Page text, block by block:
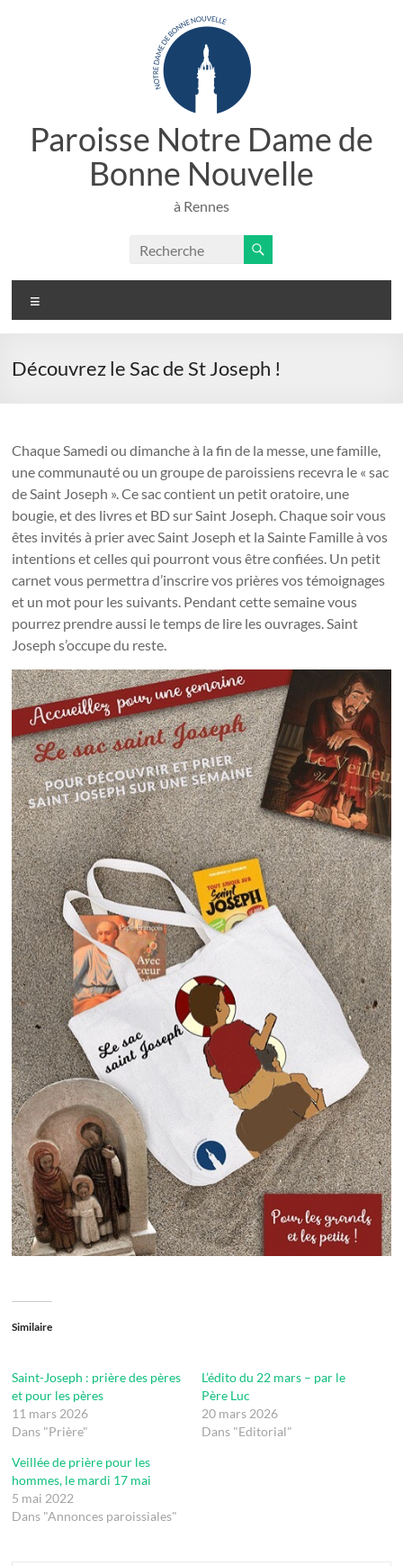
Paroisse Notre Dame de
Bonne Nouvelle
à Rennes
Découvrez le Sac de St Joseph !
Chaque Samedi ou dimanche à la fin de la messe, une famille,
une communauté ou un groupe de paroissiens recevra le « sac
de Saint Joseph ». Ce sac contient un petit oratoire, une
bougie, et des livres et BD sur Saint Joseph. Chaque soir vous
êtes invités à prier avec Saint Joseph et la Sainte Famille à vos
intentions et celles qui pourront vous être confiées. Un petit
carnet vous permettra d’inscrire vos prières vos témoignages
et un mot pour les suivants. Pendant cette semaine vous
pourrez prendre aussi le temps de lire les ouvrages. Saint
Joseph s’occupe du reste.
Similaire
Saint-Joseph : prière des pères
et pour les pères
11 mars 2026
Dans "Prière"
L’édito du 22 mars – par le
Père Luc
20 mars 2026
Dans "Editorial"
Veillée de prière pour les
hommes, le mardi 17 mai
5 mai 2022
Dans "Annonces paroissiales"